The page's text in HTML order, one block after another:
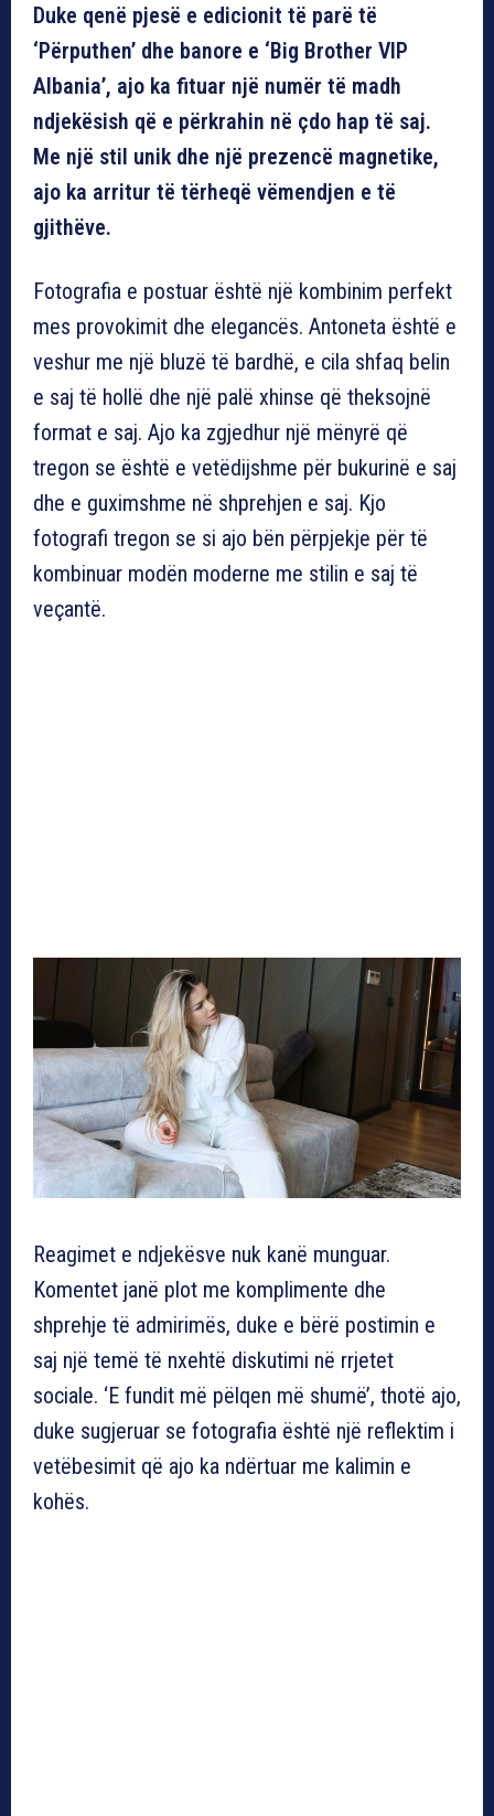
Duke qenë pjesë e edicionit të parë të
‘Përputhen’ dhe banore e ‘Big Brother VIP
Albania’, ajo ka fituar një numër të madh
ndjekësish që e përkrahin në çdo hap të saj.
Me një stil unik dhe një prezencë magnetike,
ajo ka arritur të tërheqë vëmendjen e të
gjithëve.
Fotografia e postuar është një kombinim perfekt
mes provokimit dhe elegancës. Antoneta është e
veshur me një bluzë të bardhë, e cila shfaq belin
e saj të hollë dhe një palë xhinse që theksojnë
format e saj. Ajo ka zgjedhur një mënyrë që
tregon se është e vetëdijshme për bukurinë e saj
dhe e guximshme në shprehjen e saj. Kjo
fotografi tregon se si ajo bën përpjekje për të
kombinuar modën moderne me stilin e saj të
veçantë.
Reagimet e ndjekësve nuk kanë munguar.
Komentet janë plot me komplimente dhe
shprehje të admirimës, duke e bërë postimin e
saj një temë të nxehtë diskutimi në rrjetet
sociale. ‘E fundit më pëlqen më shumë’, thotë ajo,
duke sugjeruar se fotografia është një reflektim i
vetëbesimit që ajo ka ndërtuar me kalimin e
kohës.